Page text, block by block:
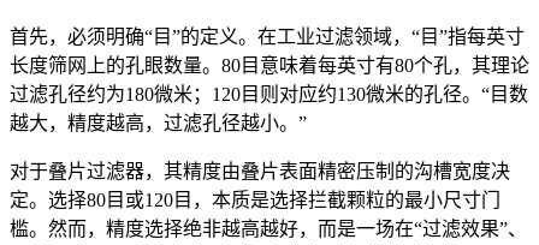
首先，必须明确“目”的定义。在工业过滤领域，“目”指每英寸
长度筛网上的孔眼数量。80目意味着每英寸有80个孔，其理论
过滤孔径约为180微米；120目则对应约130微米的孔径。“目数
越大，精度越高，过滤孔径越小。”
对于叠片过滤器，其精度由叠片表面精密压制的沟槽宽度决
定。选择80目或120目，本质是选择拦截颗粒的最小尺寸门
槛。然而，精度选择绝非越高越好，而是一场在“过滤效果”、